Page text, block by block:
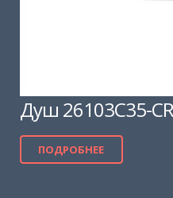
Душ 26103C35-
ПОДРОБНЕЕ